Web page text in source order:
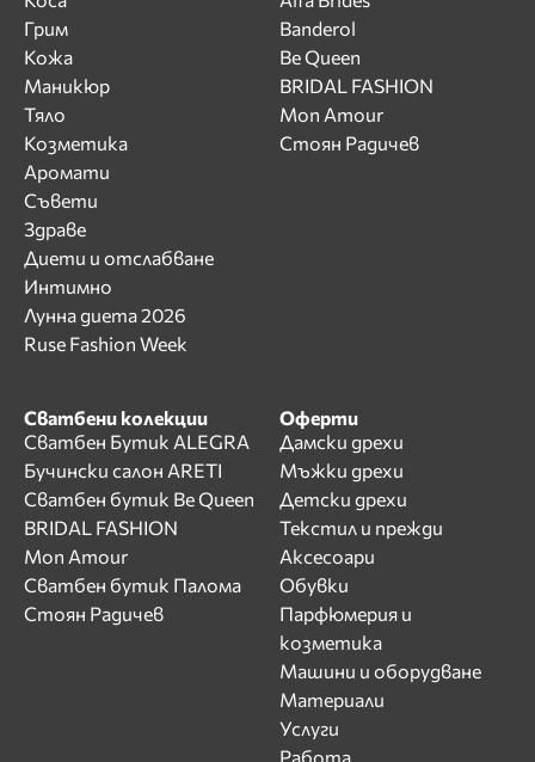
Грим
Кожа
Маникюр
Тяло
Козметика
Аромати
Съвети
Здраве
Диети и отслабване
Интимно
Лунна диета 2026
Ruse Fashion Week
Banderol
Be Queen
BRIDAL FASHION
Mon Amour
Стоян Радичев
Сватбени колекции
Сватбен Бутик ALEGRA
Бучински салон ARETI
Сватбен бутик Be Queen
BRIDAL FASHION
Mon Amour
Сватбен бутик Палома
Стоян Радичев
Оферти
Дамски дрехи
Мъжки дрехи
Детски дрехи
Текстил и прежди
Аксесоари
Обувки
Парфюмерия и
козметика
Машини и оборудване
Материали
Услуги
Работа